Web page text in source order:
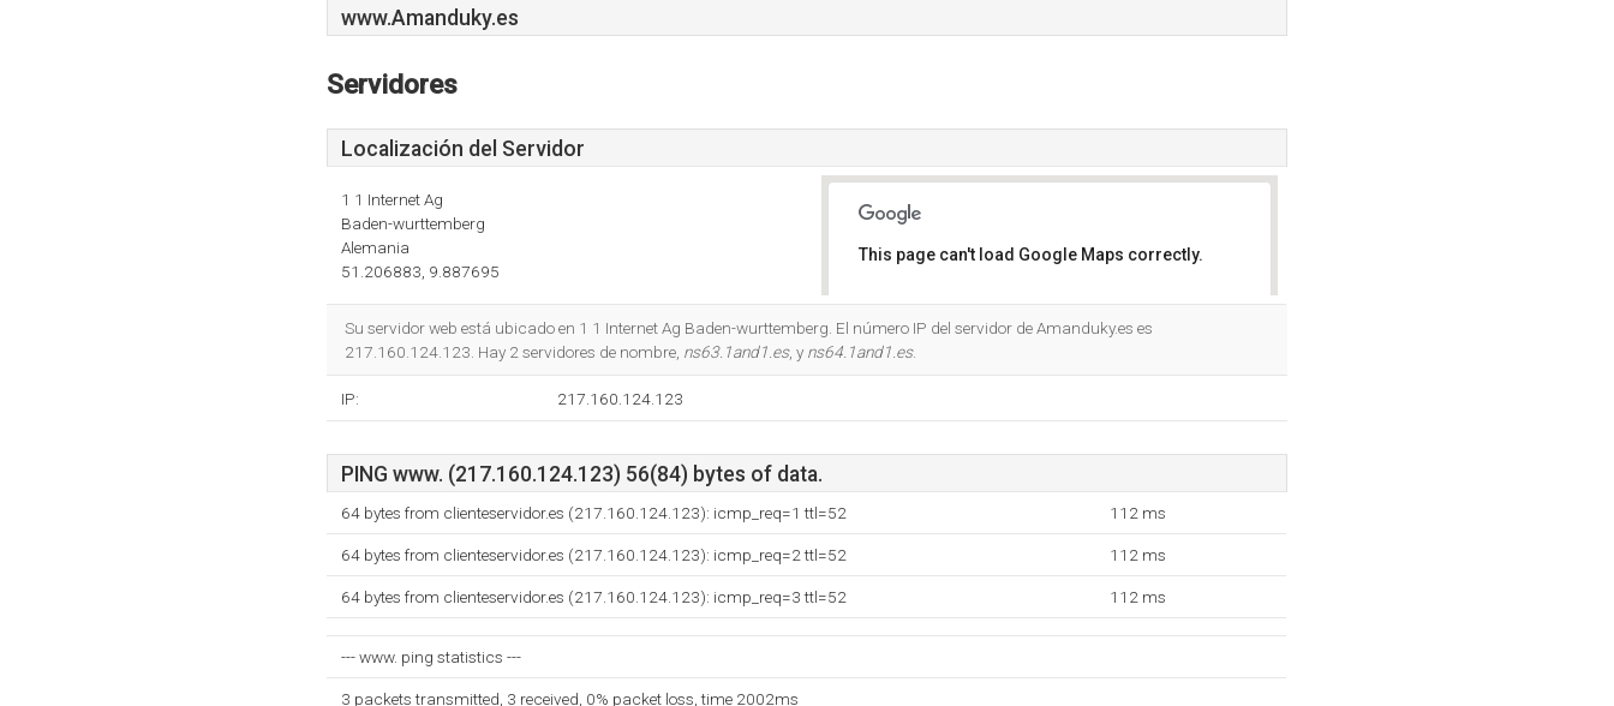
www.Amanduky.es
Servidores
Localización del Servidor
1 1 Internet Ag
Baden-wurttemberg
Alemania
51.206883, 9.887695
This page can't load Google Maps correctly.
Su servidor web está ubicado en 1 1 Internet Ag Baden-wurttemberg. El número IP del servidor de Amanduky.es es
217.160.124.123. Hay 2 servidores de nombre, ns63.1and1.es, y ns64.1and1.es.
IP: 217.160.124.123
PING www. (217.160.124.123) 56(84) bytes of data.
64 bytes from clienteservidor.es (217.160.124.123): icmp_req=1 ttl=52 112 ms
64 bytes from clienteservidor.es (217.160.124.123): icmp_req=2 ttl=52 112 ms
64 bytes from clienteservidor.es (217.160.124.123): icmp_req=3 ttl=52 112 ms
--- www. ping statistics ---
3 packets transmitted, 3 received, 0% packet loss, time 2002ms